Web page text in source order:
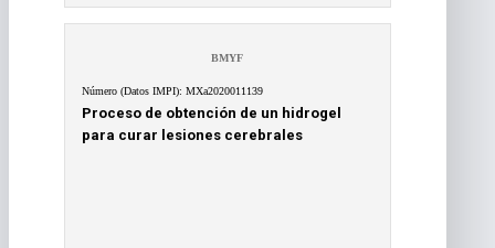
BMYF
Número (Datos IMPI): MXa2020011139
Proceso de obtención de un hidrogel
para curar lesiones cerebrales